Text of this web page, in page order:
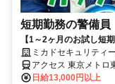
短期勤務の警備
【1～2ヶ月のお試し短
ミカドセキュリティ
アクセス 東京メトロ
京メトロ東西線/ＪＲ
日給13,000円以上